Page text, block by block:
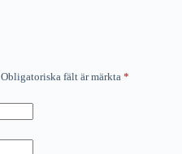
Obligatoriska fält är märkta *